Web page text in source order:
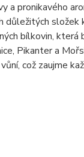
pronikavého
složek
bílkovin, která
Pikanter a
což zaujme